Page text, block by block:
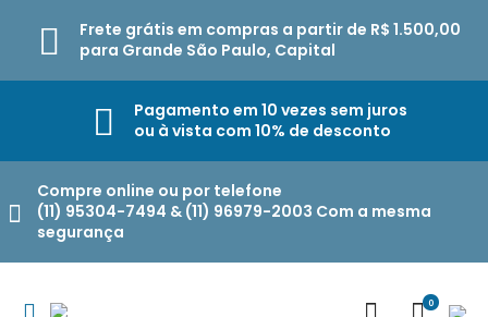
Frete grátis em compras a partir de R$ 1.500,00
para Grande São Paulo, Capital
Pagamento em 10 vezes sem juros
ou à vista com 10% de desconto
Compre online ou por telefone
(11) 95304-7494 & (11) 96979-2003 Com a mesma
segurança
0